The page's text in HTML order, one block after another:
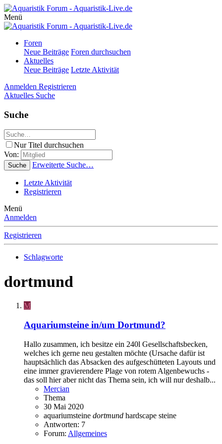
Menü
Foren
Neue Beiträge Foren durchsuchen
Aktuelles
Neue Beiträge Letzte Aktivität
Anmelden Registrieren
Aktuelles Suche
Suche
Nur Titel durchsuchen
Von:
Suche Erweiterte Suche…
Letzte Aktivität
Registrieren
Menü
Anmelden
Registrieren
Schlagworte
dortmund
M
Aquariumsteine in/um Dortmund?
Hallo zusammen, ich besitze ein 240l Gesellschaftsbecken,
welches ich gerne neu gestalten möchte (Ursache dafür ist
hauptsächlich das Absacken des aufgeschütteten Layouts und
eine immer gravierendere Plage von rotem Algenbewuchs -
das soll hier aber nicht das Thema sein, ich will nur deshalb...
Mercian
Thema
30 Mai 2020
aquariumsteine dortmund hardscape steine
Antworten: 7
Forum: Allgemeines